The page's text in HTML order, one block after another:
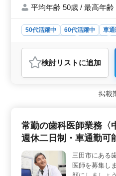
平均年齢 50歳 / 最高年齢
50代活躍中 60代活躍中 車
おすすめポイント
＜マイカー通勤＆中高年歓
ン中央駅近くの歯科クリニ
カー通勤可能でアクセス抜群
す。 ＜多彩な業務と診療
診療補助、歯石除去、ホワイ
幅広い診療科目を展開。スキ
す。 ＜安心の福利厚生＞
検討リスト に追加
掲載
常勤の歯科医師業務〈
週休二日制・車通勤可
三田市にある
医師を募集し